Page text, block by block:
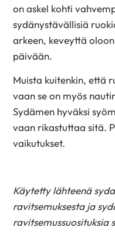
on askel kohti
sydänystävällisiä
arkeen, keveyttä
päivään.
Muista kuitenkin, että
vaan se on myös
Sydämen hyväksi
vaan rikastuttaa sitä.
vaikutukset.
Käytetty lähteenä
ravitsemuksesta ja
ravitsemussuosituksia